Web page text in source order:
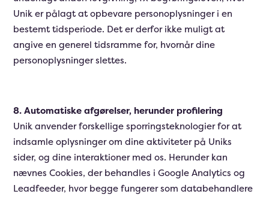
Unik er pålagt at opbevare personoplysninger i en
bestemt tidsperiode. Det er derfor ikke muligt at
angive en generel tidsramme for, hvornår dine
personoplysninger slettes.
8. Automatiske afgørelser, herunder profilering
Unik anvender forskellige sporringsteknologier for at
indsamle oplysninger om dine aktiviteter på Uniks
sider, og dine interaktioner med os. Herunder kan
nævnes Cookies, der behandles i Google Analytics og
Leadfeeder, hvor begge fungerer som databehandlere